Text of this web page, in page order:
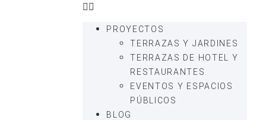
PROYECTOS
TERRAZAS Y JARDINES
TERRAZAS DE HOTEL Y
RESTAURANTES
EVENTOS Y ESPACIOS
PÚBLICOS
BLOG